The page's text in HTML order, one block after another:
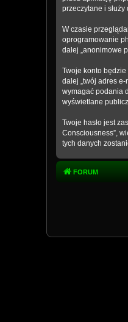
przeczytane i
W czasie
oprogramowanie
dalej „anonimowe
Twoje konto
dalej „twój adres
wymagać podania
wyświetlane
Twoje hasło jest
Consciousness”,
tych danych
FORUM